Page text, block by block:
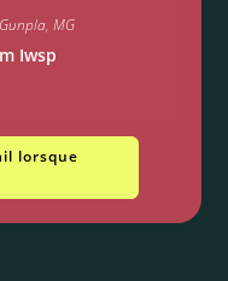
Gunpla, MG
Iwsp
lorsque